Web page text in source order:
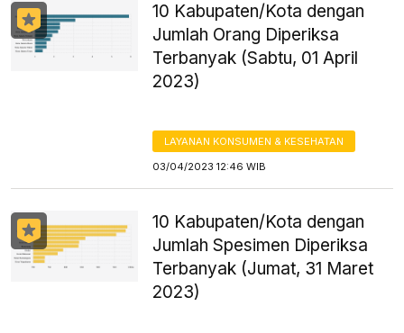
10 Kabupaten/Kota dengan
Jumlah Orang Diperiksa
Terbanyak (Sabtu, 01 April
2023)
LAYANAN KONSUMEN & KESEHATAN
03/04/2023 12:46 WIB
10 Kabupaten/Kota dengan
Jumlah Spesimen Diperiksa
Terbanyak (Jumat, 31 Maret
2023)